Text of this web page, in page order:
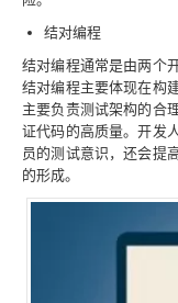
结对编程
结对编程通常是由两个
结对编程主要体现在构
主要负责测试架构的合
证代码的高质量。开发
员的测试意识，还会提
的形成。